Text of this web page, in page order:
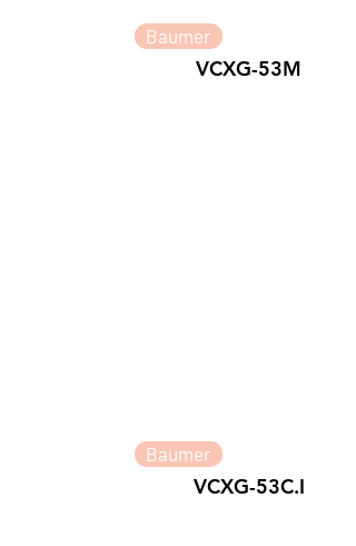
Baumer
VCXG-53M
Baumer
VCXG-53C.I